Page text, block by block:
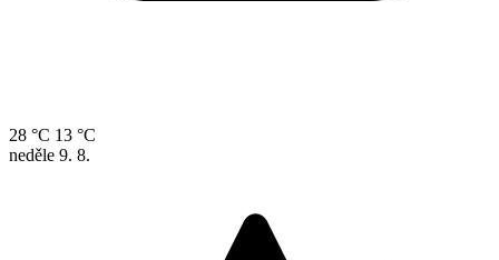
28 °C 13 °C
neděle 9. 8.